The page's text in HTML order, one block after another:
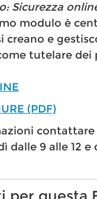
Sicurezza
modulo è
creano e
tutelare dei
(PDF)
dalle 9 alle 12 e